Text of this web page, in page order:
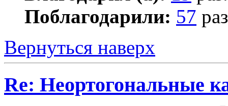
Поблагодарили: 57
Вернуться наверх
Re: Неортогональные